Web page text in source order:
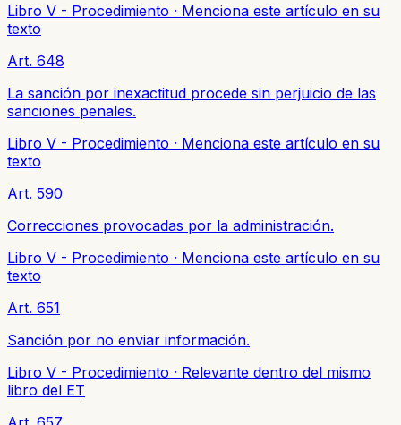
Libro V - Procedimiento · Menciona este artículo en su
texto
Art. 648
La sanción por inexactitud procede sin perjuicio de las
sanciones penales.
Libro V - Procedimiento · Menciona este artículo en su
texto
Art. 590
Correcciones provocadas por la administración.
Libro V - Procedimiento · Menciona este artículo en su
texto
Art. 651
Sanción por no enviar información.
Libro V - Procedimiento · Relevante dentro del mismo
libro del ET